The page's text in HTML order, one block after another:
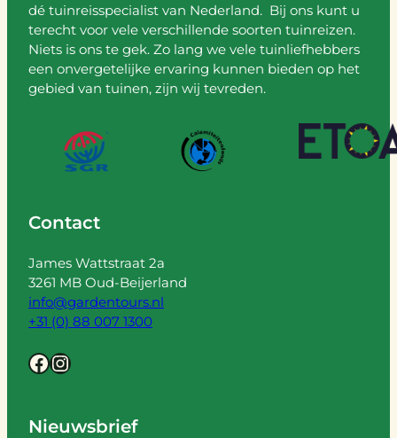
dé tuinreisspecialist van Nederland. Bij ons kunt u
terecht voor vele verschillende soorten tuinreizen.
Niets is ons te gek. Zo lang we vele tuinliefhebbers
een onvergetelijke ervaring kunnen bieden op het
gebied van tuinen, zijn wij tevreden.
Contact
James Wattstraat 2a
3261 MB Oud-Beijerland
info@gardentours.nl
+31 (0) 88 007 1300
Facebook Instagram
Nieuwsbrief